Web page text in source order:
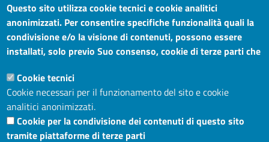
Mission
Statuto e carta dei servizi
Social
Sito web
Accesso riservato
Questo sito utilizza cookie tecnici e cookie analitici
anonimizzati. Per consentire specifiche funzionalità quali la
condivisione e/o la visione di contenuti, possono essere
installati, solo previo Suo consenso, cookie di terze parti che
questo banner, può accettare tutti i cookies, selezionare le
categorie di cookie di cui consente l’utilizzo e/o modificare le
Sue preferenze. Per vedere la Cookie Policy completa, clicchi
Maggiori informazioni
Cookie tecnici
Cookie necessari per il funzionamento del sito e cookie
analitici anonimizzati.
Cookie per la condivisione dei contenuti di questo sito
tramite piattaforme di terze parti